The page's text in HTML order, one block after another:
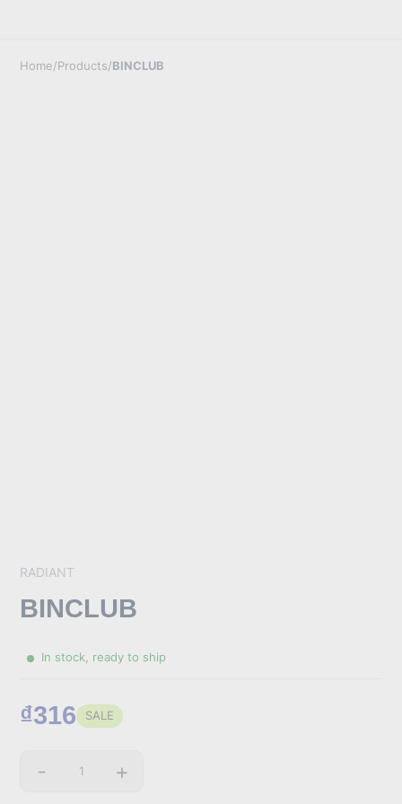
Home/Products/BINCLUB
RADIANT
BINCLUB
In stock, ready to ship
₫316 SALE
Quantity
- +